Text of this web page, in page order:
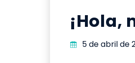
¡Hola,
5 de abril de